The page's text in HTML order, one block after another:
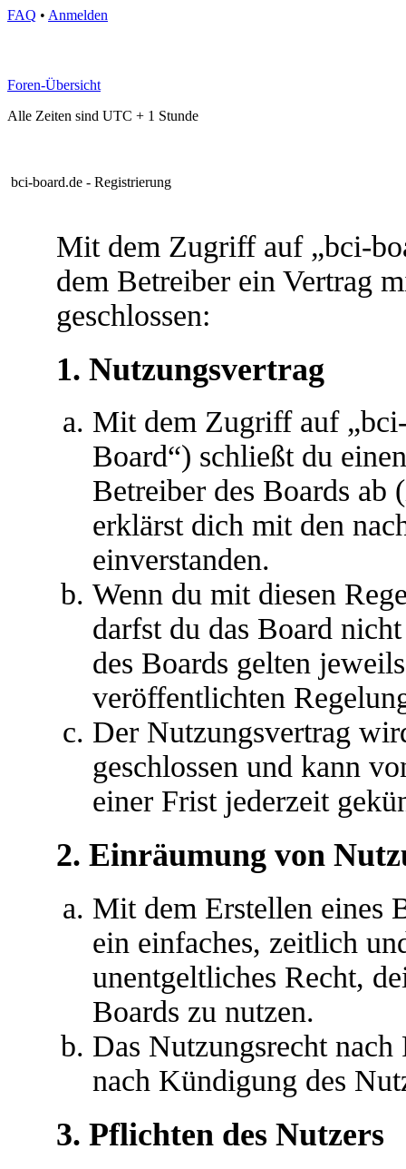
FAQ • Anmelden
Foren-Übersicht
Alle Zeiten sind UTC + 1 Stunde
bci-board.de - Registrierung
Mit dem Zugriff auf „bci-
dem Betreiber ein Vertrag
geschlossen:
1. Nutzungsvertrag
Mit dem Zugriff auf
Board“) schließt du
Betreiber des Boards ab
erklärst dich mit den
einverstanden.
Wenn du mit diesen
darfst du das Board
des Boards gelten
veröffentlichten
Der Nutzungsvertrag
geschlossen und kann
einer Frist jederzeit
2. Einräumung von
Mit dem Erstellen eines
ein einfaches, zeitlich
unentgeltliches Recht,
Boards zu nutzen.
Das Nutzungsrecht
nach Kündigung des
3. Pflichten des Nutzers